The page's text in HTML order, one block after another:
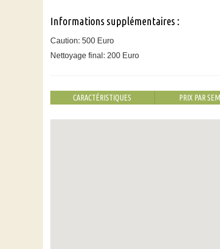
Informations supplémentaires :
Caution: 500 Euro
Nettoyage final: 200 Euro
CARACTÉRISTIQUES PRIX PAR